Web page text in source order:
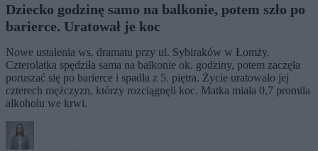
Dziecko godzinę samo na balkonie, potem szło po
barierce. Uratował je koc
Nowe ustalenia ws. dramatu przy ul. Sybiraków w Łomży.
Czterolatka spędziła sama na balkonie ok. godziny, potem zaczęła
poruszać się po barierce i spadła z 5. piętra. Życie uratowało jej
czterech mężczyzn, którzy rozciągnęli koc. Matka miała 0,7 promila
alkoholu we krwi.